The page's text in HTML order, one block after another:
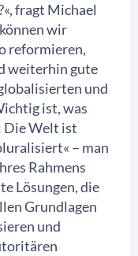
fragt Michael
wir
reformieren,
weiterhin gute
und
ist, was
Die Welt ist
– man
Rahmens
Lösungen, die
Grundlagen
und